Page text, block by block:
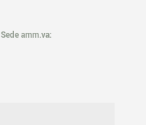
Sede amm.va: